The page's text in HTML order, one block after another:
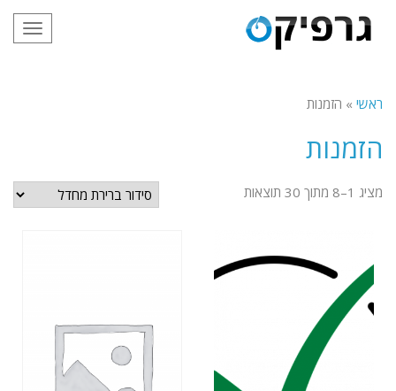
ראשי » הזמנות
הזמנות
מציג 1–8 מתוך 30 תוצאות